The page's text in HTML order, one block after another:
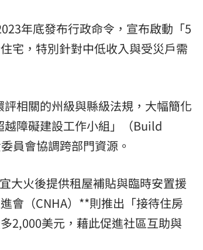
年底發布行政命令，宣布啟動「5
宅，特別針對中低收入與受災戶需
相關的州級與縣級法規，大幅簡化
障礙建設工作小組」（Build
員會協調跨部門資源。
大火後提供租屋補貼與臨時安置援
會（CNHA）**則推出「接待住房
2,000美元，藉此促進社區互助與